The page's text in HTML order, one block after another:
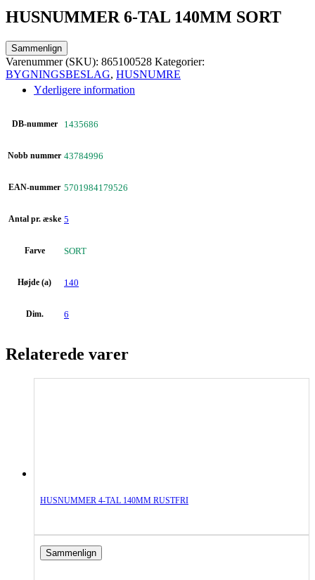
HUSNUMMER 6-TAL 140MM SORT
Sammenlign
Varenummer (SKU): 865100528 Kategorier:
BYGNINGSBESLAG, HUSNUMRE
Yderligere information
DB-nummer 1435686
Nobb nummer 43784996
EAN-nummer 5701984179526
Antal pr. æske 5
Farve SORT
Højde (a) 140
Dim. 6
Relaterede varer
HUSNUMMER 4-TAL 140MM RUSTFRI
Sammenlign